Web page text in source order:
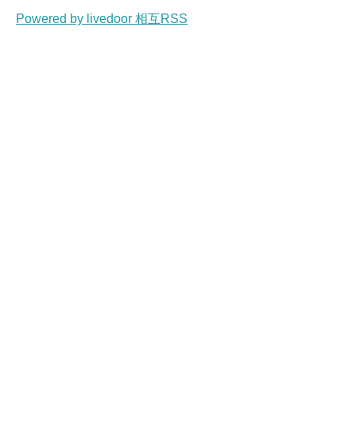
Powered by livedoor 相互RSS